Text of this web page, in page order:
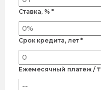
Ставка, % *
Срок кредита, лет *
Ежемесячный платеж / ₸